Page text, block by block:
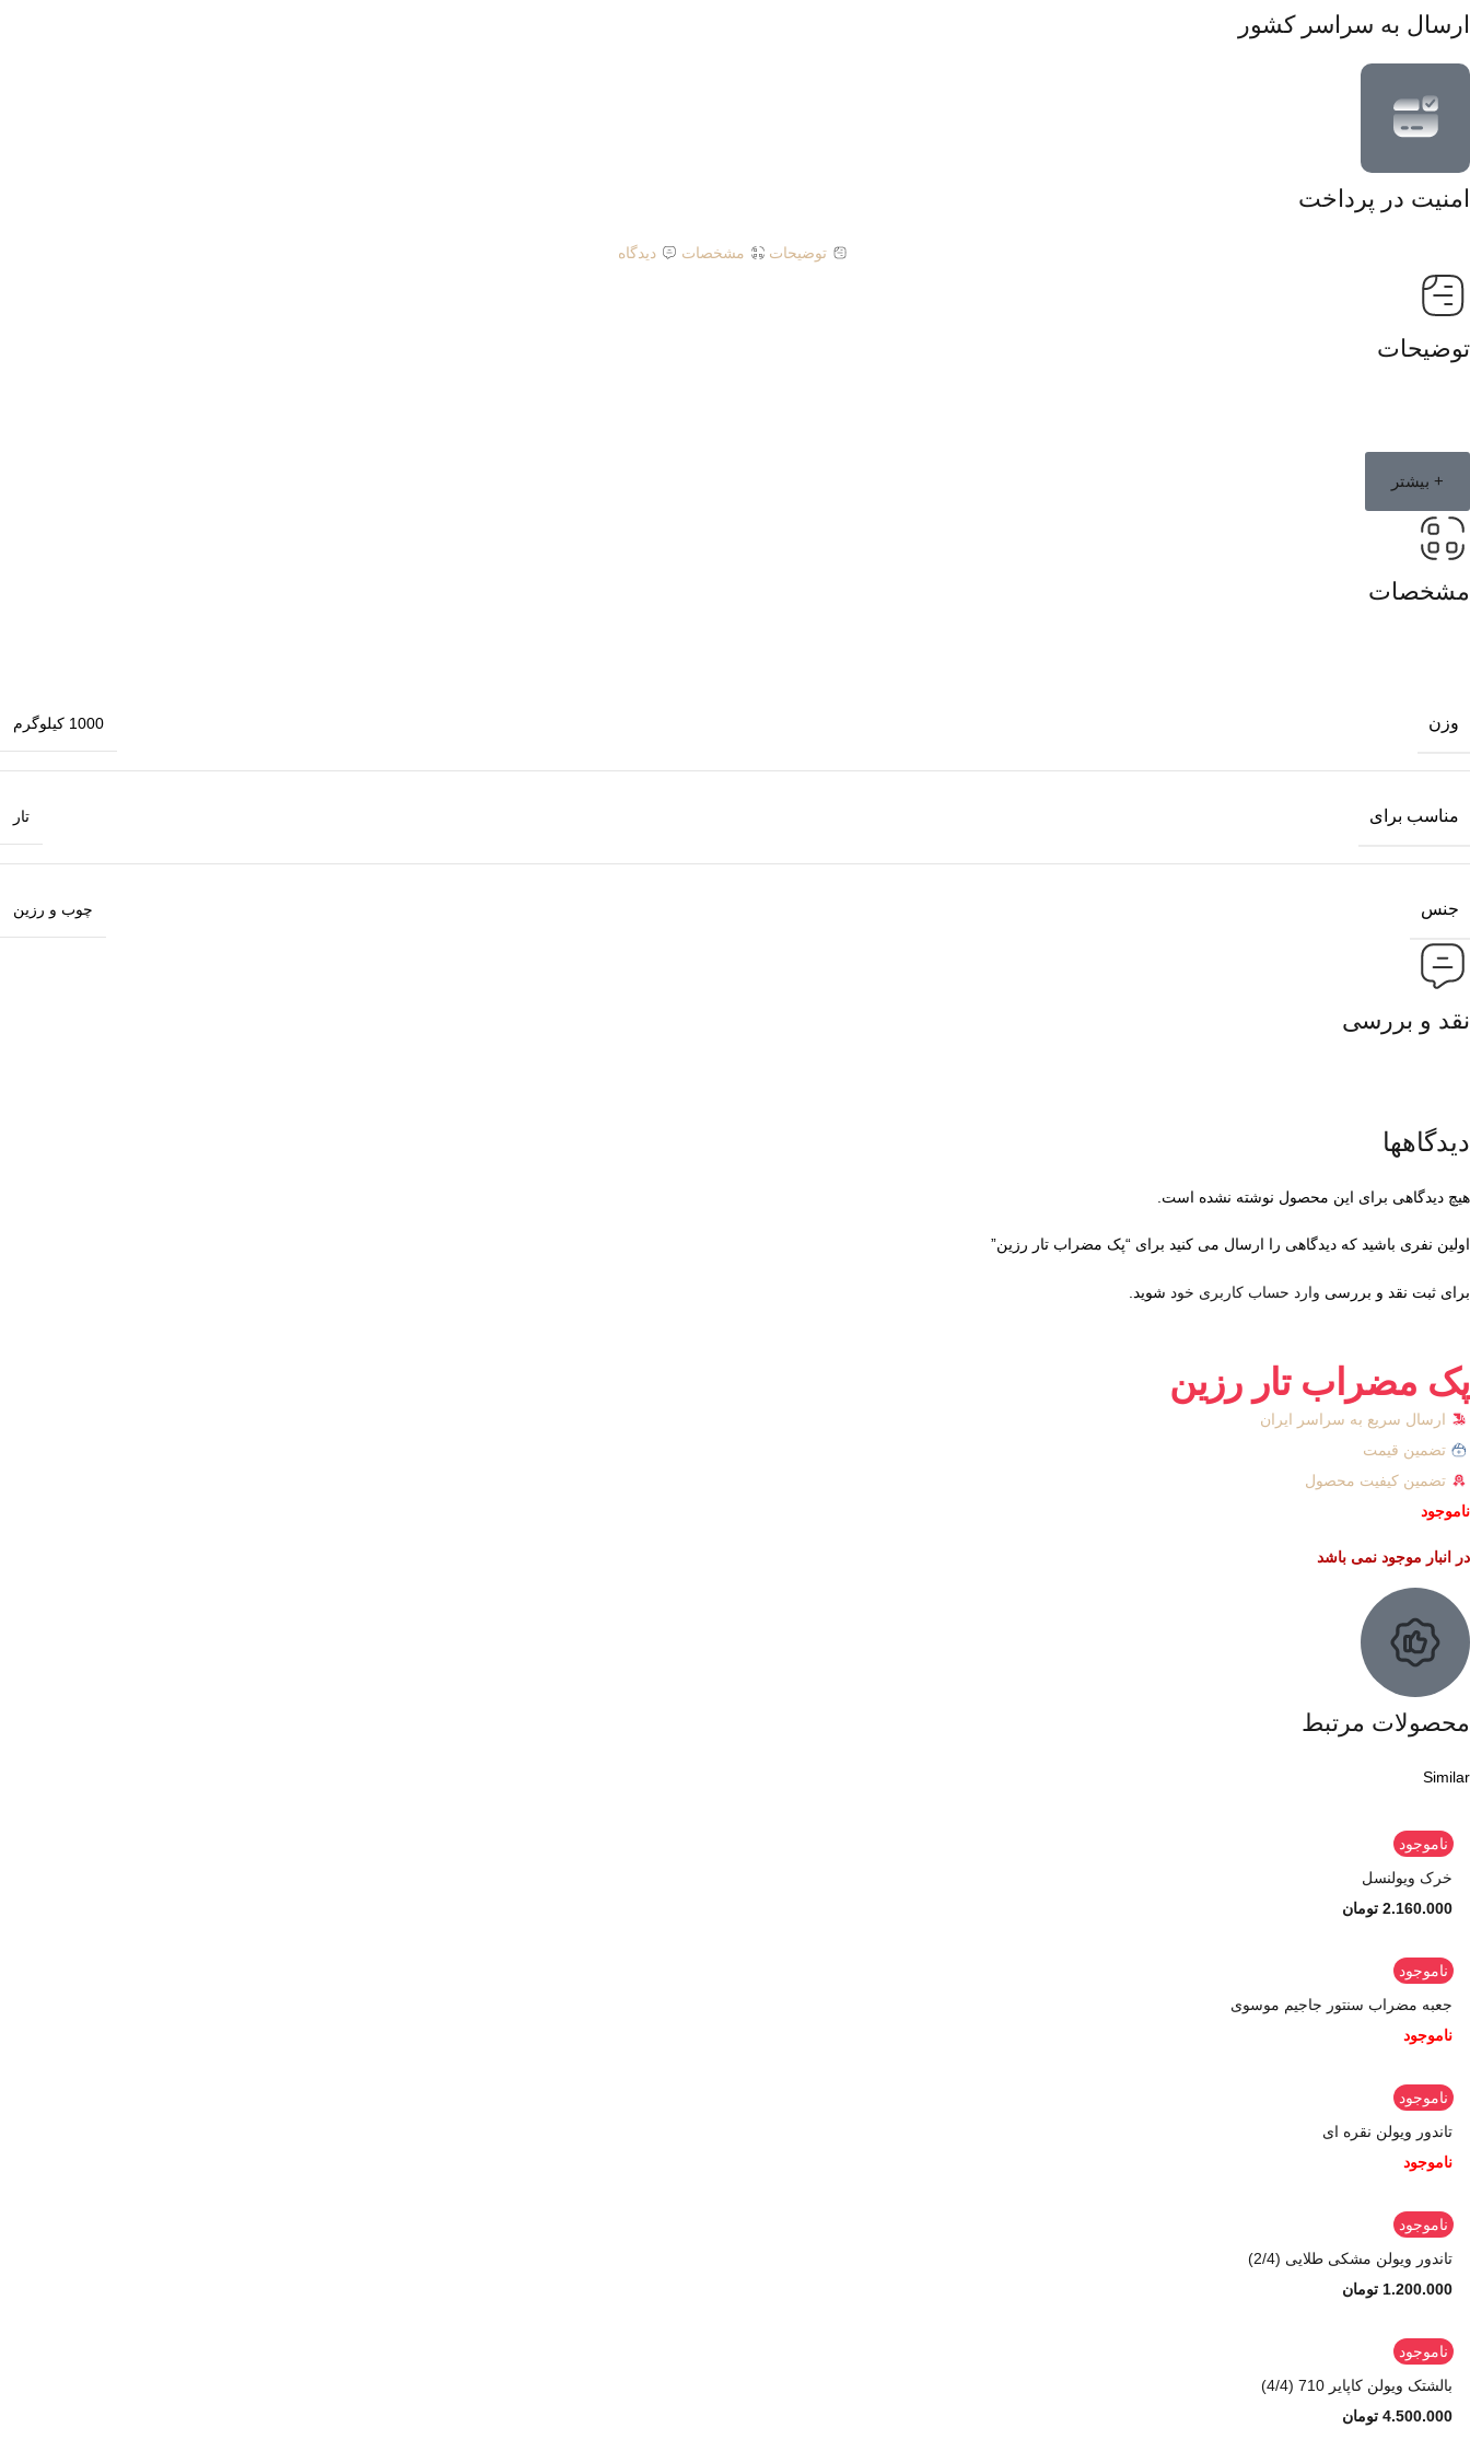
ارسال به سراسر کشور
امنیت در پرداخت
توضیحات مشخصات دیدگاه
توضیحات
+ بیشتر
مشخصات
وزن 1000 کیلوگرم
مناسب برای تار
جنس چوب و رزین
نقد و بررسی
دیدگاهها
هیچ دیدگاهی برای این محصول نوشته نشده است.
اولین نفری باشید که دیدگاهی را ارسال می کنید برای “پک مضراب تار رزین”
برای ثبت نقد و بررسی وارد حساب کاربری خود شوید.
پک مضراب تار رزین
ارسال سریع به سراسر ایران
تضمین قیمت
تضمین کیفیت محصول
ناموجود
در انبار موجود نمی باشد
محصولات مرتبط
Similar
ناموجود
خرک ویولنسل
2.160.000 تومان
ناموجود
جعبه مضراب سنتور جاجیم موسوی
ناموجود
ناموجود
تاندور ویولن نقره ای
ناموجود
ناموجود
تاندور ویولن مشکی طلایی (2/4)
1.200.000 تومان
ناموجود
بالشتک ویولن کاپایر 710 (4/4)
4.500.000 تومان